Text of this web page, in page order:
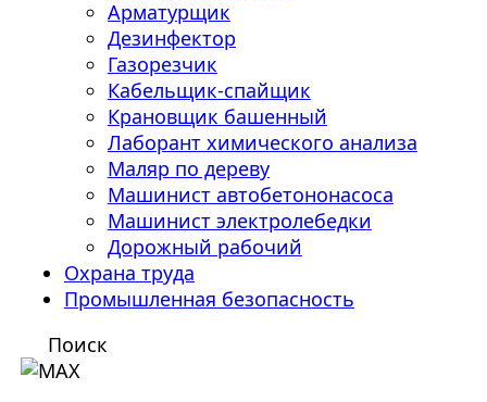
Арматурщик
Дезинфектор
Газорезчик
Кабельщик-спайщик
Крановщик башенный
Лаборант химического анализа
Маляр по дереву
Машинист автобетононасоса
Машинист электролебедки
Дорожный рабочий
Охрана труда
Промышленная безопасность
Поиск